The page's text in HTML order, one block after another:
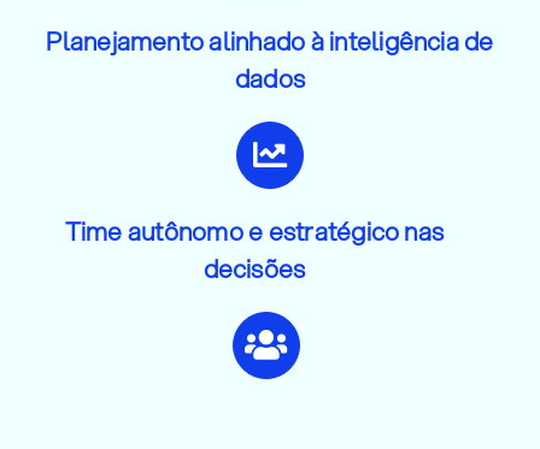
Planejamento alinhado à inteligência de
dados
Time autônomo e estratégico nas
decisões